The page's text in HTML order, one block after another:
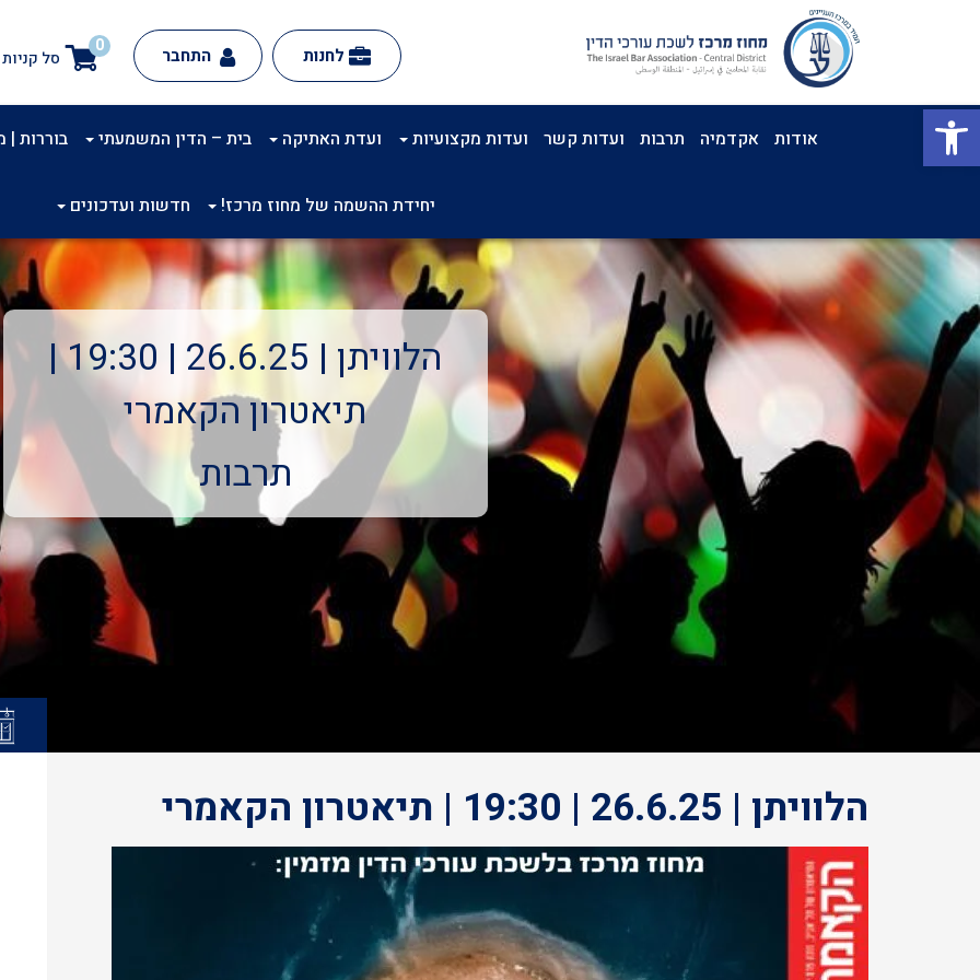
פתח סרגל נגישות
0
סל קניות לחנות התחבר
אודות אקדמיה תרבות ועדות קשר ועדות מקצועיות ועדת האתיקה בית – הדין המשמעתי בוררות |
יחידת ההשמה של מחוז מרכז! חדשות ועדכונים
הלוויתן | 26.6.25 | 19:30 |
תיאטרון הקאמרי
תרבות
הלוויתן | 26.6.25 | 19:30 | תיאטרון הקאמרי